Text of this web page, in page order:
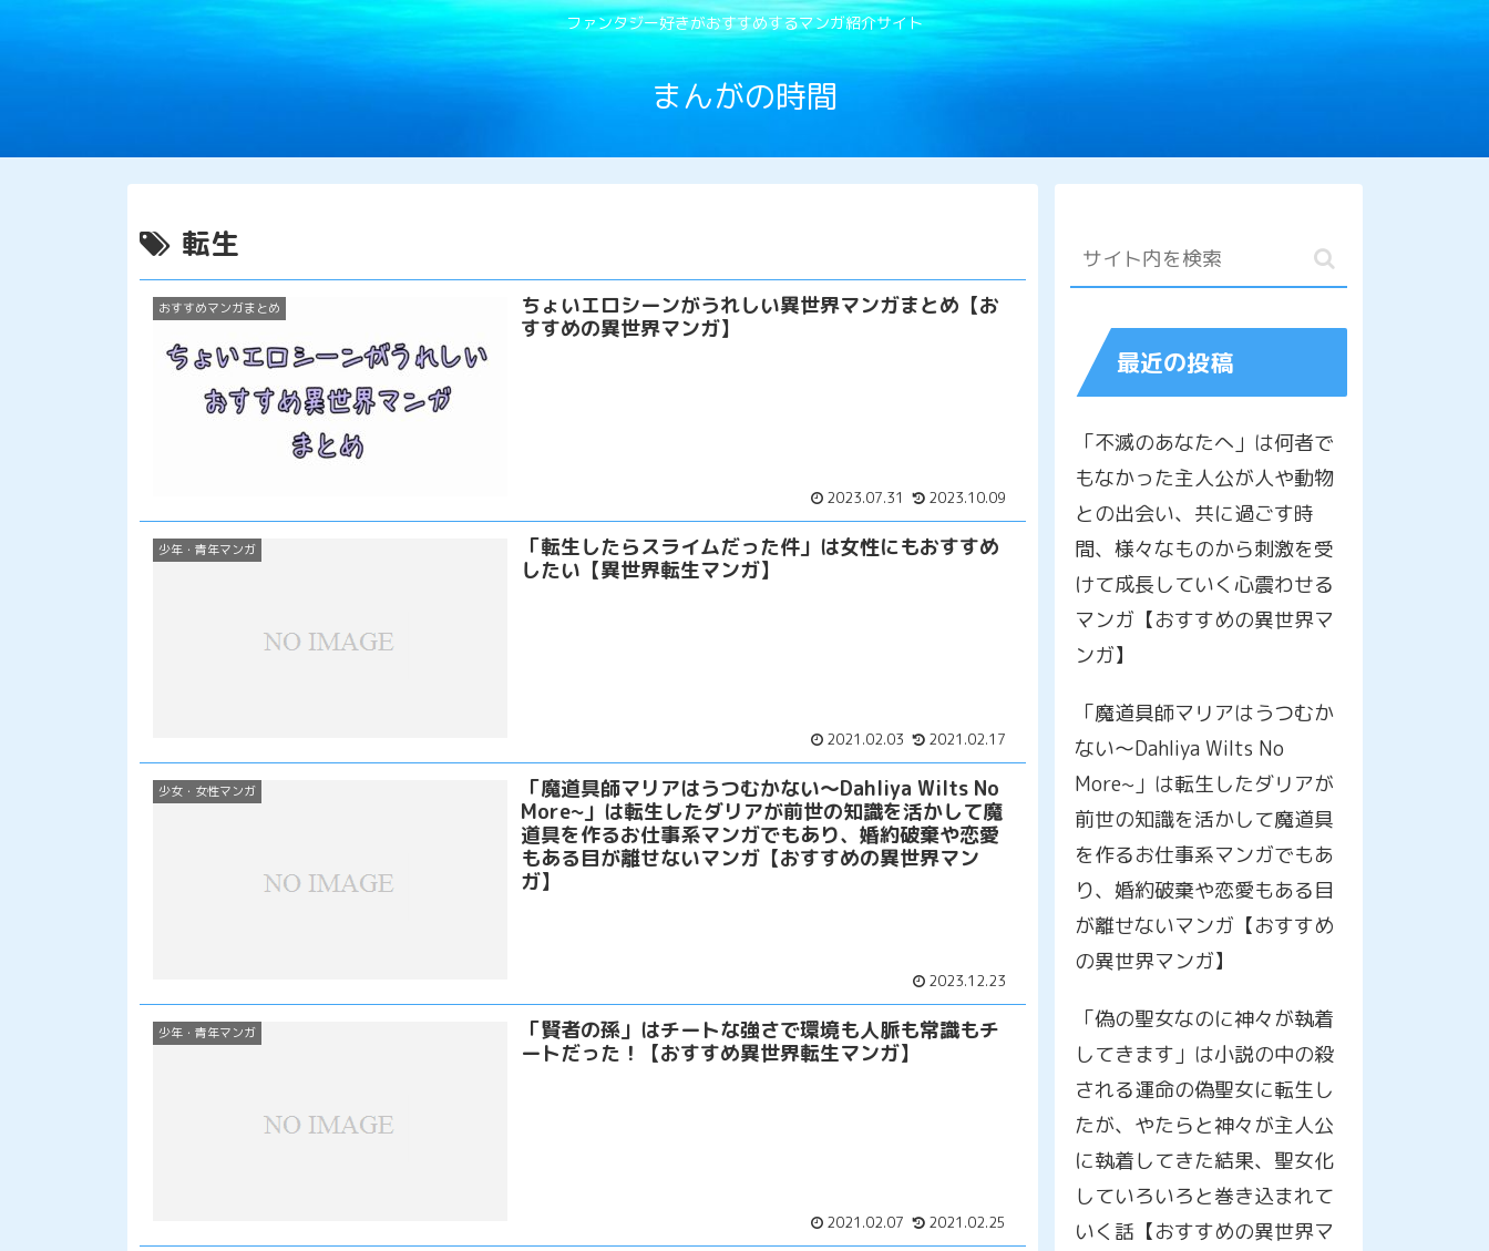
ファンタジー好きがおすすめするマンガ紹介サイト
まんがの時間
転生
おすすめマンガまとめ
ちょいエロシーンがうれしい異世界マンガまとめ【お
すすめの異世界マンガ】
2023.07.31 2023.10.09
少年・青年マンガ
「転生したらスライムだった件」は女性にもおすすめ
したい【異世界転生マンガ】
2021.02.03 2021.02.17
少女・女性マンガ
「魔道具師マリアはうつむかない～Dahliya Wilts No
More~」は転生したダリアが前世の知識を活かして魔
道具を作るお仕事系マンガでもあり、婚約破棄や恋愛
もある目が離せないマンガ【おすすめの異世界マン
ガ】
2023.12.23
少年・青年マンガ
「賢者の孫」はチートな強さで環境も人脈も常識もチ
ートだった！【おすすめ異世界転生マンガ】
2021.02.07 2021.02.25
最近の投稿
「不滅のあなたへ」は何者で
もなかった主人公が人や動物
との出会い、共に過ごす時
間、様々なものから刺激を受
けて成長していく心震わせる
マンガ【おすすめの異世界マ
ンガ】
「魔道具師マリアはうつむか
ない～Dahliya Wilts No
More~」は転生したダリアが
前世の知識を活かして魔道具
を作るお仕事系マンガでもあ
り、婚約破棄や恋愛もある目
が離せないマンガ【おすすめ
の異世界マンガ】
「偽の聖女なのに神々が執着
してきます」は小説の中の殺
される運命の偽聖女に転生し
たが、やたらと神々が主人公
に執着してきた結果、聖女化
していろいろと巻き込まれて
いく話【おすすめの異世界マ